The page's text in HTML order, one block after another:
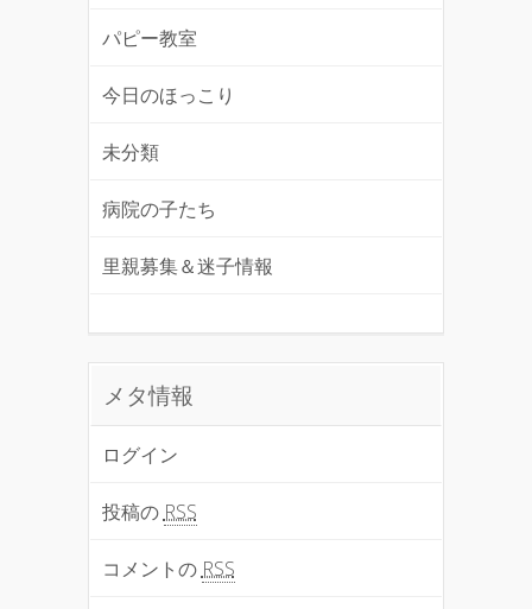
パピー教室
今日のほっこり
未分類
病院の子たち
里親募集＆迷子情報
メタ情報
ログイン
投稿の RSS
コメントの RSS